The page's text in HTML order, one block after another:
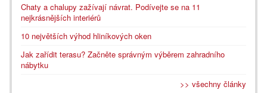
Chaty a chalupy zažívají návrat. Podívejte se na 11
nejkrásnějších interiérů
10 největších výhod hliníkových oken
Jak zařídit terasu? Začněte správným výběrem zahradního
nábytku
>> všechny články